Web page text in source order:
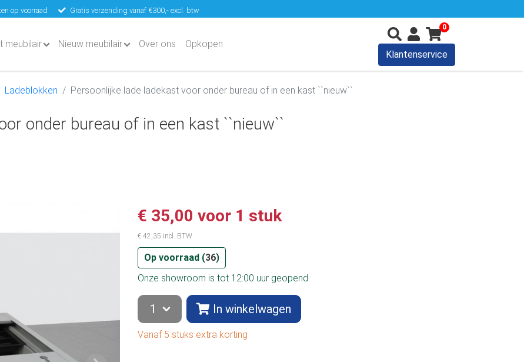
op voorraad Gratis verzending vanaf €300,- excl. btw
meubilair Nieuw meubilair Over ons Opkopen
0
Klantenservice
Ladeblokken Persoonlijke lade ladekast voor onder bureau of in een kast ``nieuw``
onder bureau of in een kast ``nieuw``
€ 35,00 voor 1 stuk
€ 42,35 incl. BTW
Op voorraad (36)
Onze showroom is tot 12:00 uur geopend
In winkelwagen
Vanaf 5 stuks extra korting